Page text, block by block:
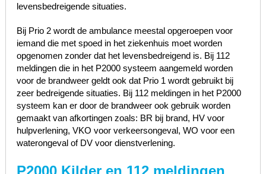
levensbedreigende situaties.
Bij Prio 2 wordt de ambulance meestal opgeroepen voor
iemand die met spoed in het ziekenhuis moet worden
opgenomen zonder dat het levensbedreigend is. Bij 112
meldingen die in het P2000 systeem aangemeld worden
voor de brandweer geldt ook dat Prio 1 wordt gebruikt bij
zeer bedreigende situaties. Bij 112 meldingen in het P2000
systeem kan er door de brandweer ook gebruik worden
gemaakt van afkortingen zoals: BR bij brand, HV voor
hulpverlening, VKO voor verkeersongeval, WO voor een
waterongeval of DV voor dienstverlening.